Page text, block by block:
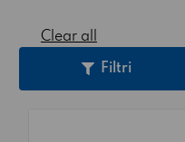
Clear all
Filtri